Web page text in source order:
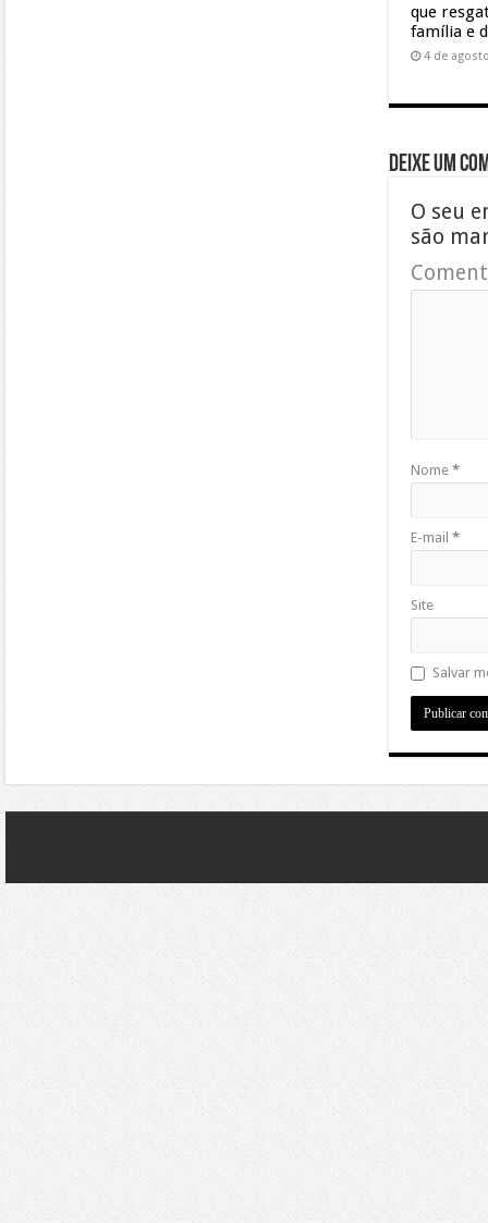
que
família e
4 de
Deixe um
O seu
são
Nome *
E-mail *
Site
Salvar